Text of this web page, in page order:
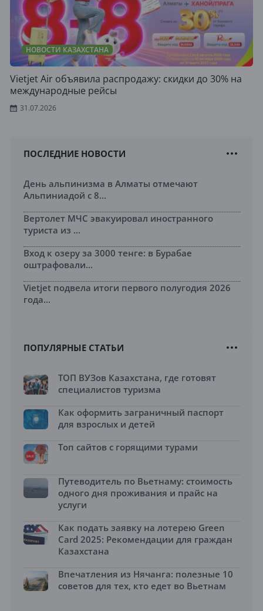
НОВОСТИ КАЗАХСТАНА
Vietjet Air объявила распродажу: скидки до 30% на
международные рейсы
31.07.2026
ПОСЛЕДНИЕ НОВОСТИ
День альпинизма в Алматы отмечают
Альпиниадой с 8...
Вертолет МЧС эвакуировал иностранного
туриста из ...
Вход к озеру за 3000 тенге: в Бурабае
оштрафовали...
Vietjet подвела итоги первого полугодия 2026
года...
ПОПУЛЯРНЫЕ СТАТЬИ
ТОП ВУЗов Казахстана, где готовят
специалистов туризма
Как оформить заграничный паспорт
для взрослых и детей
Топ сайтов с горящими турами
Путеводитель по Вьетнаму: стоимость
одного дня проживания и прайс на
услуги
Как подать заявку на лотерею Green
Card 2025: Рекомендации для граждан
Казахстана
Впечатления из Нячанга: полезные 10
советов для тех, кто едет во Вьетнам